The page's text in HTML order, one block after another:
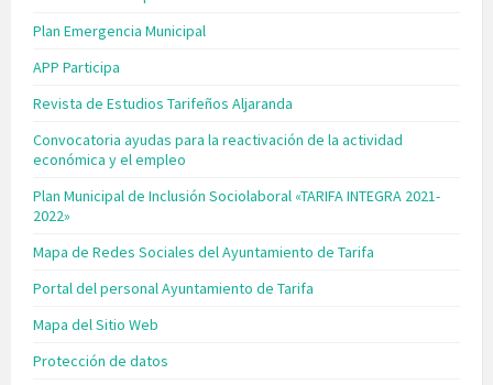
Plan Emergencia Municipal
APP Participa
Revista de Estudios Tarifeños Aljaranda
Convocatoria ayudas para la reactivación de la actividad
económica y el empleo
Plan Municipal de Inclusión Sociolaboral «TARIFA INTEGRA 2021-
2022»
Mapa de Redes Sociales del Ayuntamiento de Tarifa
Portal del personal Ayuntamiento de Tarifa
Mapa del Sitio Web
Protección de datos